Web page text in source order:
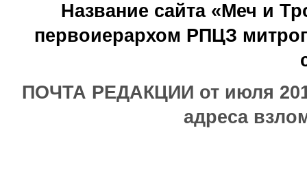
Название сайта «Меч и
первоиерархом РПЦЗ
ПОЧТА РЕДАКЦИИ от июля
адреса